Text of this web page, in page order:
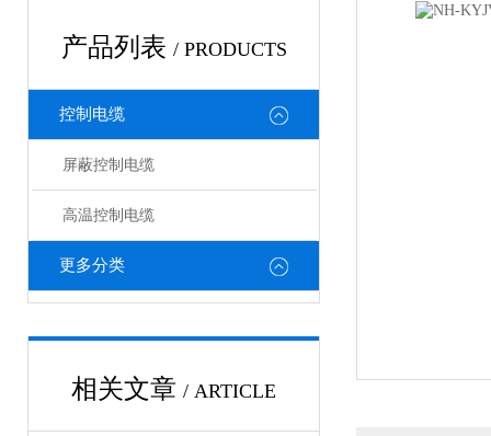
产品列表 / PRODUCTS
控制电缆
屏蔽控制电缆
高温控制电缆
更多分类
相关文章 / ARTICLE